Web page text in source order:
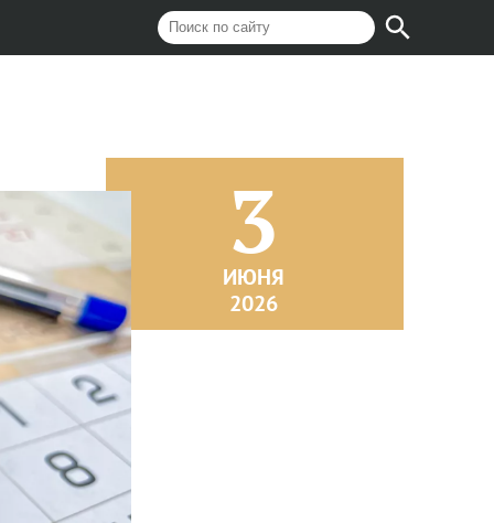
3
ИЮНЯ
2026